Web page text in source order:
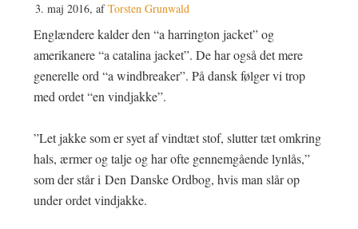
3. maj 2016, afTorsten Grunwald
Englændere kalder den “a harrington jacket” og
amerikanere “a catalina jacket”. De har også det mere
generelle ord “a windbreaker”. På dansk følger vi trop
med ordet “en vindjakke”.
”Let jakke som er syet af vindtæt stof, slutter tæt omkring
hals, ærmer og talje og har ofte gennemgående lynlås,”
som der står i Den Danske Ordbog, hvis man slår op
under ordet vindjakke.